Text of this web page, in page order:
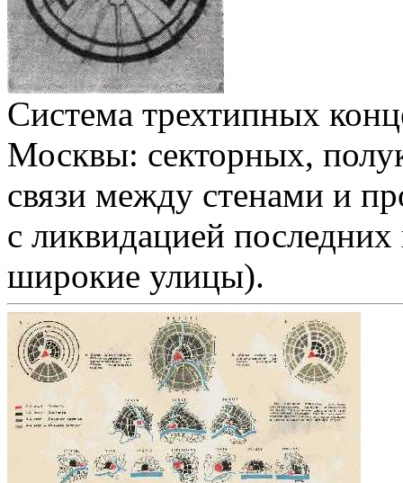
Система трехтипных
Москвы: секторных,
связи между стенами и
с ликвидацией
широкие улицы).